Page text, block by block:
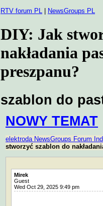
RTV forum PL NewsGroups PL
DIY: Jak
nakładania
preszpanu?
szablon do
NOWY TEMAT
elektroda NewsGroups Forum
stworzyć szablon do
Mirek
Guest
Wed Oct 29, 2025 9:49 pm